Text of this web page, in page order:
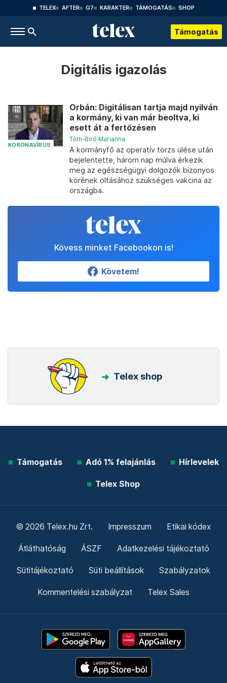
TELEX AFTER G7 KARAKTER TÁMOGATÁS SHOP
Támogatás
Digitális igazolás
KORONAVÍRUS
Orbán: Digitálisan tartja majd nyilván
a kormány, ki van már beoltva, ki
esett át a fertőzésen
Tóth-Biró Marianna
A kormányfő az operatív törzs ülése után
bejelentette, három nap múlva érkezik
meg az egészségügyi dolgozók bizonyos
körének oltásához szükséges vakcina az
országba.
Kövess minket Facebookon is!
Követem!
Telex shop
Támogatás Adó 1% felajánlás Hírlevelek
Telex Shop
© 2026 Telex.hu Zrt. Impresszum Etikai kódex
Átláthatóság ÁSZF Adatkezelési tájékoztató
Sütitájékoztató Süti beállítások Szabályzatok
Kommentelési szabályzat Telex Sales